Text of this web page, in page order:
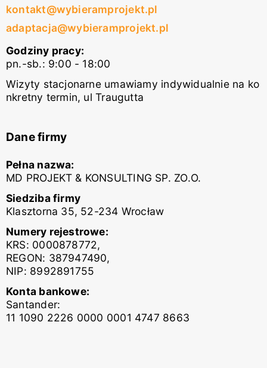
kontakt@wybieramprojekt.pl
adaptacja@wybieramprojekt.pl
Godziny pracy:
pn.-sb.: 9:00 - 18:00
Wizyty stacjonarne umawiamy indywidualnie na ko
nkretny termin, ul Traugutta
Dane firmy
Pełna nazwa:
MD PROJEKT & KONSULTING SP. ZO.O.
Siedziba firmy
Klasztorna 35, 52-234 Wrocław
Numery rejestrowe:
KRS: 0000878772,
REGON: 387947490,
NIP: 8992891755
Konta bankowe:
Santander:
11 1090 2226 0000 0001 4747 8663